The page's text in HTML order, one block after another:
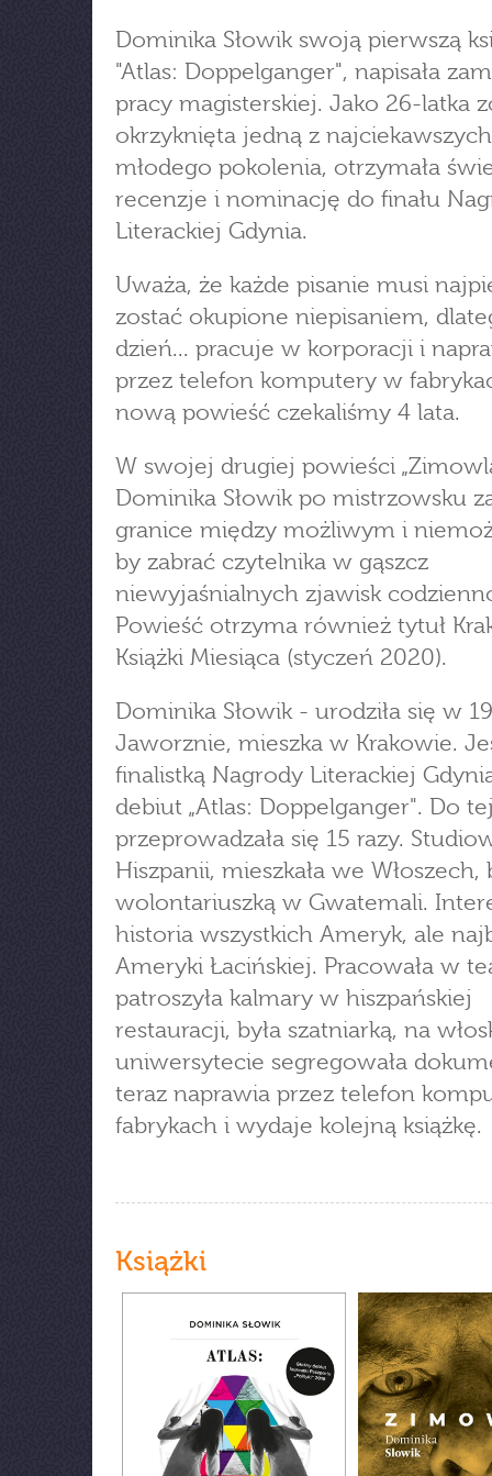
Dominika Słowik swoją pierwszą
"Atlas: Doppelganger", napisała
pracy magisterskiej. Jako 26-latka
okrzyknięta jedną z
młodego pokolenia, otrzymała
recenzje i nominację do finału
Literackiej Gdynia.
Uważa, że każde pisanie musi
zostać okupione niepisaniem,
dzień... pracuje w korporacji i
przez telefon komputery w
nową powieść czekaliśmy 4 lata.
W swojej drugiej powieści
Dominika Słowik po mistrzowsku
granice między możliwym i
by zabrać czytelnika w gąszcz
niewyjaśnialnych zjawisk
Powieść otrzyma również tytuł
Książki Miesiąca (styczeń 2020).
Dominika Słowik - urodziła się w
Jaworznie, mieszka w Krakowie.
finalistką Nagrody Literackiej
debiut „Atlas: Doppelganger". Do
przeprowadzała się 15 razy.
Hiszpanii, mieszkała we Włoszech,
wolontariuszką w Gwatemali.
historia wszystkich Ameryk, ale
Ameryki Łacińskiej. Pracowała w
patroszyła kalmary w hiszpańskiej
restauracji, była szatniarką, na
uniwersytecie segregowała
teraz naprawia przez telefon
fabrykach i wydaje kolejną książkę.
Książki